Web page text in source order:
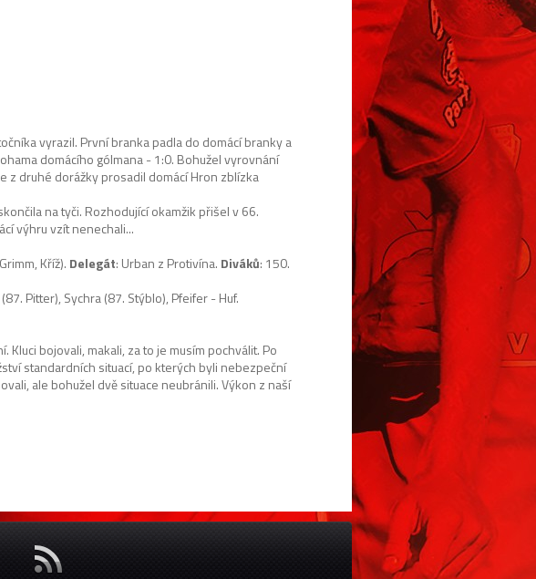
vyrazil. První branka padla do domácí branky a
domácího gólmana - 1:0. Bohužel vyrovnání
z druhé dorážky prosadil domácí Hron zblízka
na tyči. Rozhodující okamžik přišel v 66.
výhru vzít nenechali...
Kříž). Delegát: Urban z Protivína. Diváků: 150.
Pitter), Sychra (87. Stýblo), Pfeifer - Huf.
bojovali, makali, za to je musím pochválit. Po
standardních situací, po kterých byli nebezpeční
ale bohužel dvě situace neubránili. Výkon z naší